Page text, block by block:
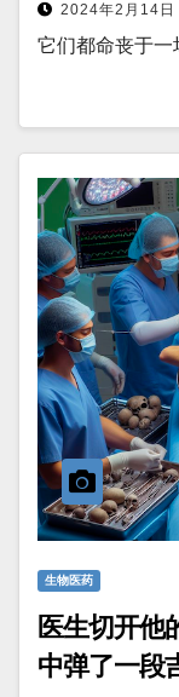
2024年2月14日
它们都命丧于一
生物医药
医生切开他
中弹了一段